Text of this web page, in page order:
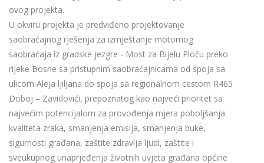
ovog projekta.
U okviru projekta je predviđeno projektovanje
saobraćajnog rješenja za izmještanje motornog
saobraćaja iz gradske jezgre - Most za Bijelu Ploču preko
rijeke Bosne sa pristupnim saobraćajnicama od spoja sa
ulicom Aleja ljiljana do spoja sa regionalnom cestom R465
Doboj – Zavidovići, prepoznatog kao najveći prioritet sa
najvećim potencijalom za provođenja mjera poboljšanja
kvaliteta zraka, smanjenja emisija, smanjenja buke,
sigurnosti građana, zaštite zdravlja ljudi, zaštite i
sveukupnog unaprjeđenja životnih uvjeta građana općine